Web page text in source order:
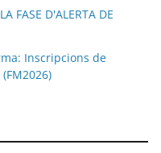
FASE D'ALERTA DE
Inscripcions de